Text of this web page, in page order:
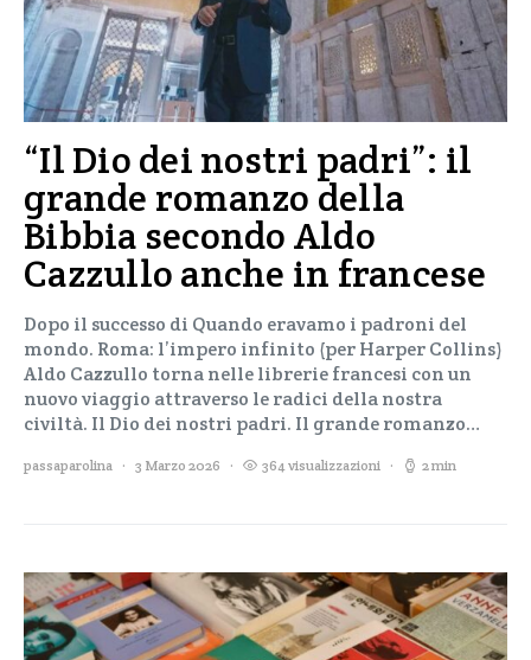
“Il Dio dei nostri padri”: il
grande romanzo della
Bibbia secondo Aldo
Cazzullo anche in francese
Dopo il successo di Quando eravamo i padroni del
mondo. Roma: l’impero infinito (per Harper Collins)
Aldo Cazzullo torna nelle librerie francesi con un
nuovo viaggio attraverso le radici della nostra
civiltà. Il Dio dei nostri padri. Il grande romanzo…
passaparolina 3 Marzo 2026 364 visualizzazioni 2 min